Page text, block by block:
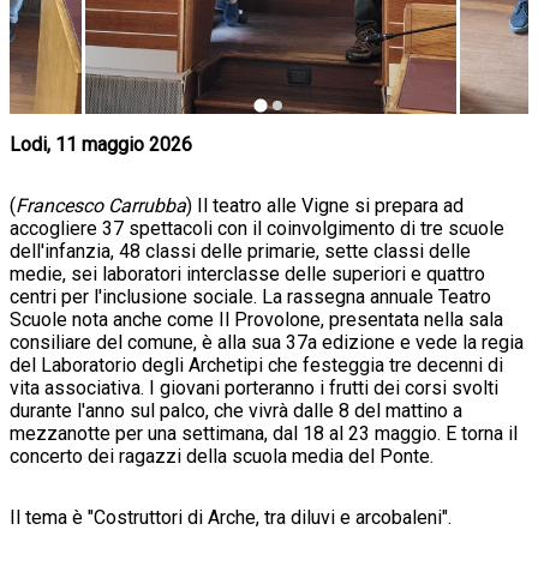
Lodi, 11 maggio 2026
(Francesco Carrubba) Il teatro alle Vigne si prepara ad
accogliere 37 spettacoli con il coinvolgimento di tre scuole
dell'infanzia, 48 classi delle primarie, sette classi delle
medie, sei laboratori interclasse delle superiori e quattro
centri per l'inclusione sociale. La rassegna annuale Teatro
Scuole nota anche come Il Provolone, presentata nella sala
consiliare del comune, è alla sua 37a edizione e vede la regia
del Laboratorio degli Archetipi che festeggia tre decenni di
vita associativa. I giovani porteranno i frutti dei corsi svolti
durante l'anno sul palco, che vivrà dalle 8 del mattino a
mezzanotte per una settimana, dal 18 al 23 maggio. E torna il
concerto dei ragazzi della scuola media del Ponte.
Il tema è "Costruttori di Arche, tra diluvi e arcobaleni".